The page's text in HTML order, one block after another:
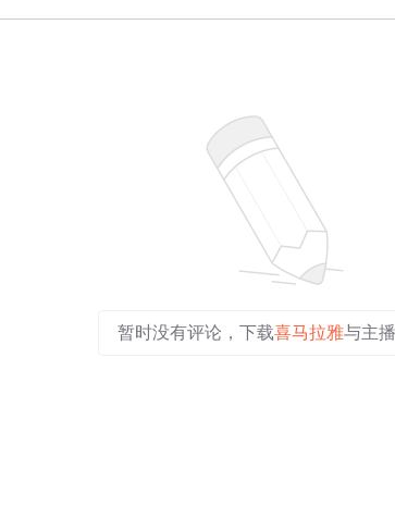
暂时没有评论，下载喜马拉雅与主